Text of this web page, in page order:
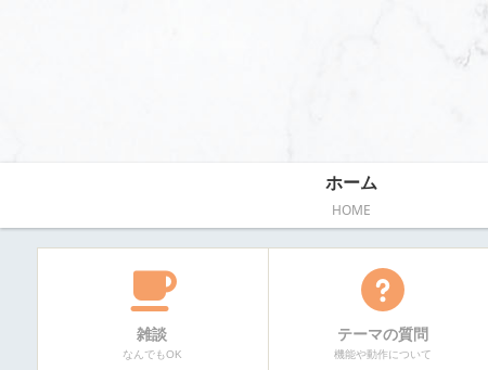
ホーム
HOME
雑談
なんでもOK
テーマの質問
機能や動作について